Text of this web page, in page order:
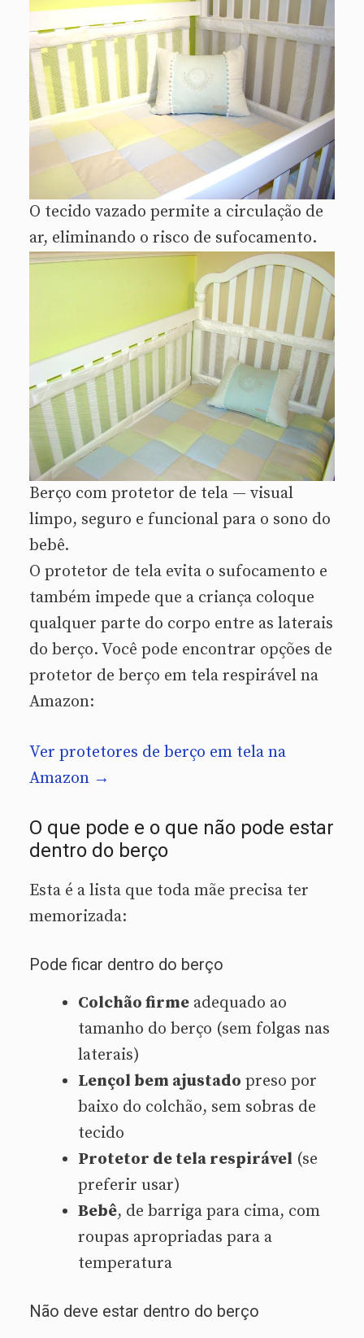
O tecido vazado permite a circulação de
ar, eliminando o risco de sufocamento.
Berço com protetor de tela — visual
limpo, seguro e funcional para o sono do
bebê.
O protetor de tela evita o sufocamento e
também impede que a criança coloque
qualquer parte do corpo entre as laterais
do berço. Você pode encontrar opções de
protetor de berço em tela respirável na
Amazon:
Ver protetores de berço em tela na
Amazon →
O que pode e o que não pode estar
dentro do berço
Esta é a lista que toda mãe precisa ter
memorizada:
Pode ficar dentro do berço
Colchão firme adequado ao
tamanho do berço (sem folgas nas
laterais)
Lençol bem ajustado preso por
baixo do colchão, sem sobras de
tecido
Protetor de tela respirável (se
preferir usar)
Bebê, de barriga para cima, com
roupas apropriadas para a
temperatura
Não deve estar dentro do berço